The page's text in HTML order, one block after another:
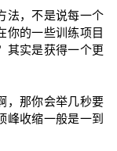
法，不是说每一个
你的一些训练项目
其实是获得一个更
，那你会举几秒要
峰收缩一般是一到